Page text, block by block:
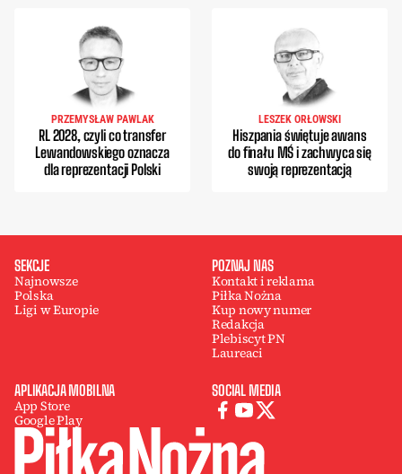
PRZEMYSŁAW PAWLAK
RL 2028, czyli co transfer
Lewandowskiego oznacza
dla reprezentacji Polski
LESZEK ORŁOWSKI
Hiszpania świętuje awans
do finału MŚ i zachwyca się
swoją reprezentacją
SEKCJE
Najnowsze
Polska
Ligi w Europie
POZNAJ NAS
Kontakt i reklama
Piłka Nożna
Kup nowy numer
Redakcja
Plebiscyt PN
Laureaci
APLIKACJA MOBILNA
App Store
Google Play
SOCIAL MEDIA